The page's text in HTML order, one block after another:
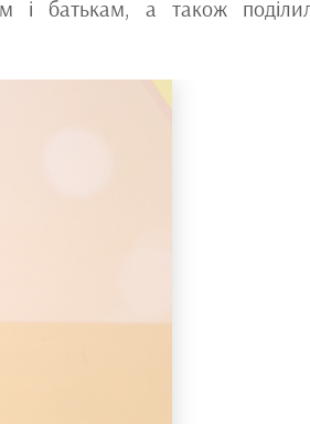
і батькам, а також